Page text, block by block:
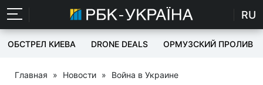
RU
ОБСТРЕЛ КИЕВА DRONE DEALS ОРМУЗСКИЙ ПРОЛИВ
Главная » Новости » Война в Украине